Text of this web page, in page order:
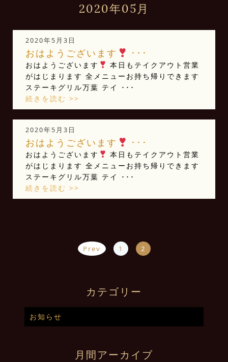
2020年05月
2020年5月3日
おはようございます ･･･
おはようございます
本日もテイクアウト営業
がはじまります 全メニューお持ち帰りできます
ステーキグリル万葉 テイ ･･･
続きを読む >>
2020年5月3日
おはようございます ･･･
おはようございます
本日もテイクアウト営業
がはじまります 全メニューお持ち帰りできます
ステーキグリル万葉 テイ ･･･
続きを読む >>
Prev 1 2
カテゴリー
お知らせ
月間アーカイブ